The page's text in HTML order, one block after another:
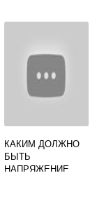
КАКИМ ДОЛЖНО
БЫТЬ
НАПРЯЖЕНИЕ